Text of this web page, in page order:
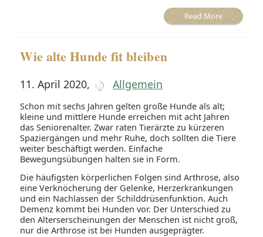
Read More
Wie alte Hunde fit bleiben
11. April 2020, Allgemein
Schon mit sechs Jahren gelten große Hunde als alt;
kleine und mittlere Hunde erreichen mit acht Jahren
das Seniorenalter. Zwar raten Tierärzte zu kürzeren
Spaziergängen und mehr Ruhe, doch sollten die Tiere
weiter beschäftigt werden. Einfache
Bewegungsübungen halten sie in Form.
Die häufigsten körperlichen Folgen sind Arthrose, also
eine Verknöcherung der Gelenke, Herzerkrankungen
und ein Nachlassen der Schilddrüsenfunktion. Auch
Demenz kommt bei Hunden vor. Der Unterschied zu
den Alterserscheinungen der Menschen ist nicht groß,
nur die Arthrose ist bei Hunden ausgeprägter.